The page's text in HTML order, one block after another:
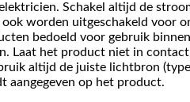
Schakel altijd de
worden uitgeschakeld voor
bedoeld voor gebruik
Laat het product niet in
altijd de juiste lichtbron
aangegeven op het product.